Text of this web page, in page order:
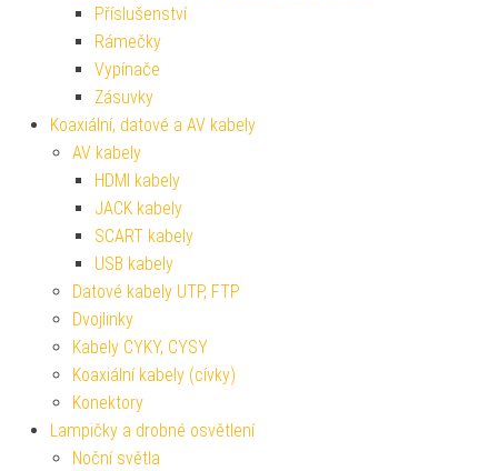
Příslušenství
Rámečky
Vypínače
Zásuvky
Koaxiální, datové a AV kabely
AV kabely
HDMI kabely
JACK kabely
SCART kabely
USB kabely
Datové kabely UTP, FTP
Dvojlinky
Kabely CYKY, CYSY
Koaxiální kabely (cívky)
Konektory
Lampičky a drobné osvětlení
Noční světla